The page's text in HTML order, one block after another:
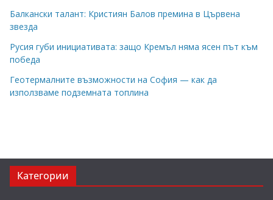
Балкански талант: Кристиян Балов премина в Цървена
звезда
Русия губи инициативата: защо Кремъл няма ясен път към
победа
Геотермалните възможности на София — как да
използваме подземната топлина
Категории